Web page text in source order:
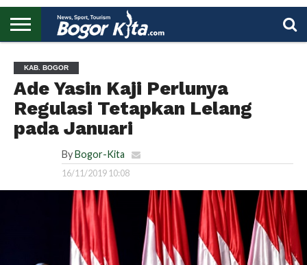
UTAMA
KAB. BOGOR
Ade Yasin Kaji Perlunya
Regulasi Tetapkan Lelang
pada Januari
By Bogor-Kita
16/11/2019 10:08